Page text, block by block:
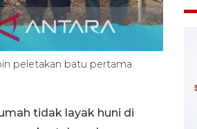
peletakan batu pertama
tidak layak huni di